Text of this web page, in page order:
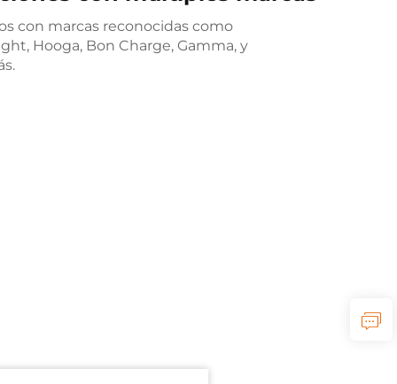
con marcas reconocidas como
Hooga, Bon Charge, Gamma, y